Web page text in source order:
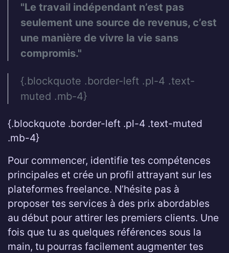
"Le travail indépendant n’est pas
seulement une source de revenus, c’est
une manière de vivre la vie sans
compromis."
{.blockquote .border-left .pl-4 .text-
muted .mb-4}
{.blockquote .border-left .pl-4 .text-muted
.mb-4}
Pour commencer, identifie tes compétences
principales et crée un profil attrayant sur les
plateformes freelance. N’hésite pas à
proposer tes services à des prix abordables
au début pour attirer les premiers clients. Une
fois que tu as quelques références sous la
main, tu pourras facilement augmenter tes